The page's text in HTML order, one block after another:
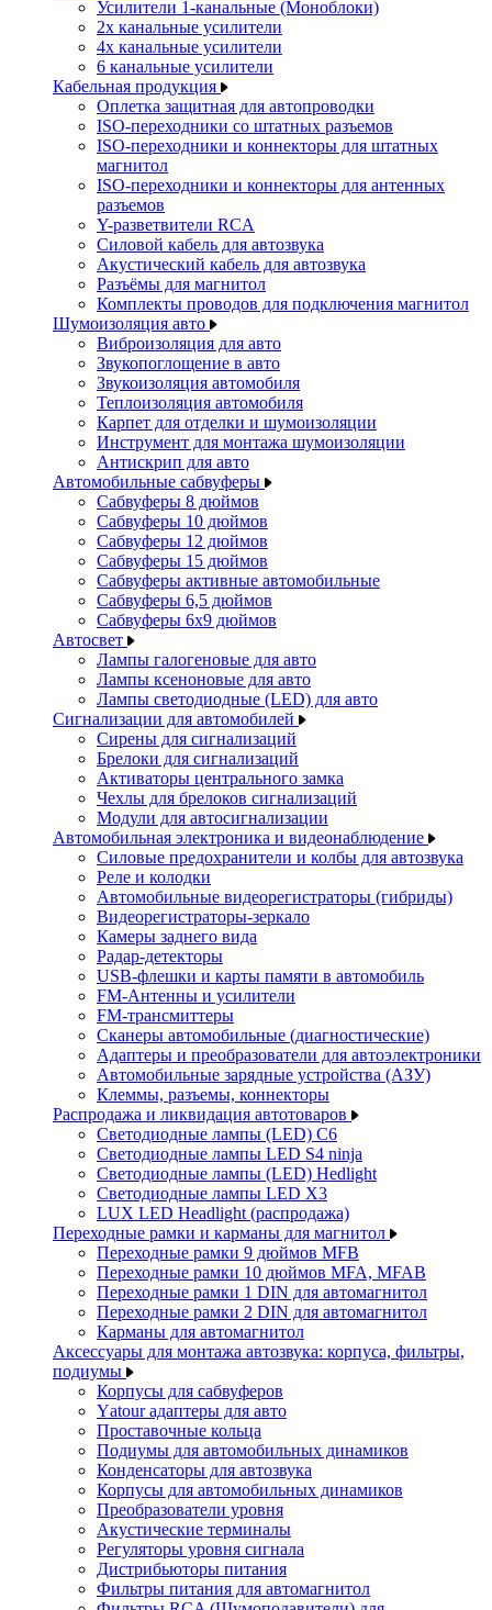
Усилители 1-канальные (Моноблоки)
2х канальные усилители
4х канальные усилители
6 канальные усилители
Кабельная продукция
Оплетка защитная для автопроводки
ISO-переходники со штатных разъемов
ISO-переходники и коннекторы для штатных
магнитол
ISO-переходники и коннекторы для антенных
разъемов
Y-разветвители RCA
Силовой кабель для автозвука
Акустический кабель для автозвука
Разъёмы для магнитол
Комплекты проводов для подключения магнитол
Шумоизоляция авто
Виброизоляция для авто
Звукопоглощение в авто
Звукоизоляция автомобиля
Теплоизоляция автомобиля
Карпет для отделки и шумоизоляции
Инструмент для монтажа шумоизоляции
Антискрип для авто
Автомобильные сабвуферы
Сабвуферы 8 дюймов
Сабвуферы 10 дюймов
Сабвуферы 12 дюймов
Сабвуферы 15 дюймов
Сабвуферы активные автомобильные
Сабвуферы 6,5 дюймов
Сабвуферы 6x9 дюймов
Автосвет
Лампы галогеновые для авто
Лампы ксеноновые для авто
Лампы светодиодные (LED) для авто
Сигнализации для автомобилей
Сирены для сигнализаций
Брелоки для сигнализаций
Активаторы центрального замка
Чехлы для брелоков сигнализаций
Модули для автосигнализации
Автомобильная электроника и видеонаблюдение
Силовые предохранители и колбы для автозвука
Реле и колодки
Автомобильные видеорегистраторы (гибриды)
Видеорегистраторы-зеркало
Камеры заднего вида
Радар-детекторы
USB-флешки и карты памяти в автомобиль
FM-Антенны и усилители
FM-трансмиттеры
Сканеры автомобильные (диагностические)
Адаптеры и преобразователи для автоэлектроники
Автомобильные зарядные устройства (АЗУ)
Клеммы, разъемы, коннекторы
Распродажа и ликвидация автотоваров
Светодиодные лампы (LED) C6
Светодиодные лампы LED S4 ninja
Светодиодные лампы (LED) Hedlight
Светодиодные лампы LED X3
LUX LED Headlight (распродажа)
Переходные рамки и карманы для магнитол
Переходные рамки 9 дюймов MFB
Переходные рамки 10 дюймов MFA, MFAB
Переходные рамки 1 DIN для автомагнитол
Переходные рамки 2 DIN для автомагнитол
Карманы для автомагнитол
Аксессуары для монтажа автозвука: корпуса, фильтры,
подиумы
Корпусы для сабвуферов
Yаtour адаптеры для авто
Проставочные кольца
Подиумы для автомобильных динамиков
Конденсаторы для автозвука
Корпусы для автомобильных динамиков
Преобразователи уровня
Акустические терминалы
Регуляторы уровня сигнала
Дистрибьюторы питания
Фильтры питания для автомагнитол